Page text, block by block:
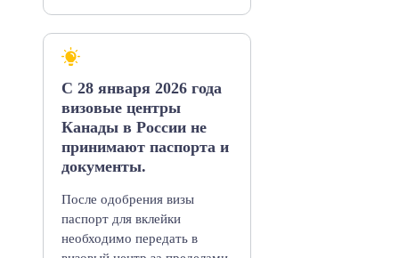
С 28 января 2026 года
визовые центры
Канады в России не
принимают паспорта и
документы.
После одобрения визы
паспорт для вклейки
необходимо передать в